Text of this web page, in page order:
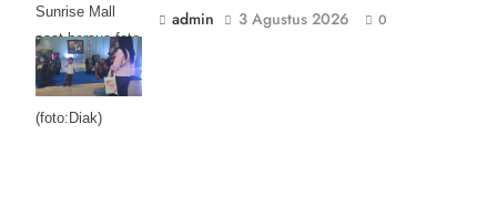
Sunrise Mall
saat bersua foto
bersama Moge
Klasik.
(foto:Diak)
admin
3 Agustus 2026 0